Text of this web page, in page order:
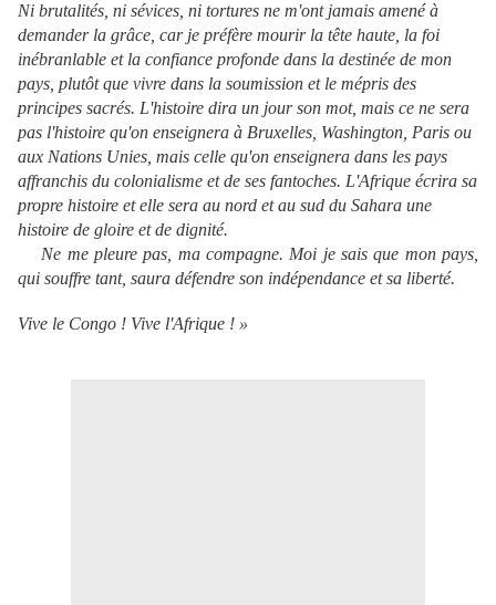
Ni brutalités, ni sévices, ni tortures ne m'ont jamais amené à
demander la grâce, car je préfère mourir la tête haute, la foi
inébranlable et la confiance profonde dans la destinée de mon
pays, plutôt que vivre dans la soumission et le mépris des
principes sacrés. L'histoire dira un jour son mot, mais ce ne sera
pas l'histoire qu'on enseignera à Bruxelles, Washington, Paris ou
aux Nations Unies, mais celle qu'on enseignera dans les pays
affranchis du colonialisme et de ses fantoches. L'Afrique écrira sa
propre histoire et elle sera au nord et au sud du Sahara une
histoire de gloire et de dignité.
Ne me pleure pas, ma compagne. Moi je sais que mon pays,
qui souffre tant, saura défendre son indépendance et sa liberté.
Vive le Congo ! Vive l'Afrique ! »